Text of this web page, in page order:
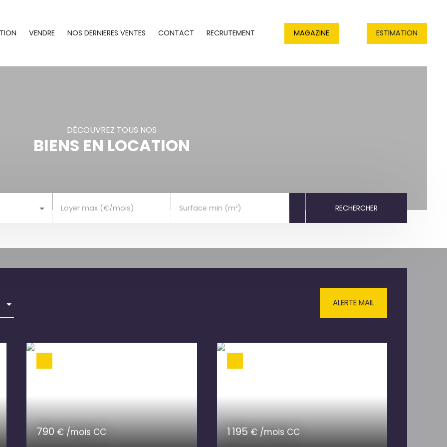
VENDRE NOS DERNIERES VENTES CONTACT RECRUTEMENT MAGAZINE ESTIMATION
DÉCOUVREZ TOUS NOS
BIENS EN LOCATION
Loyer max (€/mois) Surface min (m²) RECHERCHER
ALERTE MAIL
790€ /mois CC 1 195€ /mois CC